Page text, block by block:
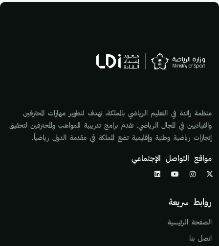
الكتل
منظمة رائدة في التعليم الرياضي بالمملكة، تهدف لتطوير مهارات المحترفين
والقياديين في المجال الرياضي. تقدم برامج تدريبية للمواهب والمحترفين لتحقيق
إنجازات رياضية وطنية وإقليمية تضع المملكة في مقدمة الدول رياضياً.
مواقع التواصل الإجتماعي
روابط سريعة
الصفحة الرئيسية
اتصل بنا